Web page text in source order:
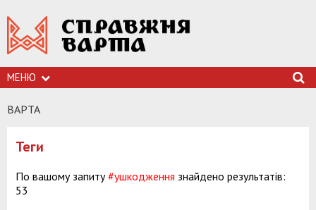
МЕНЮ
ВАРТА
Теги
По вашому запиту#ушкодження знайдено результатів:
53